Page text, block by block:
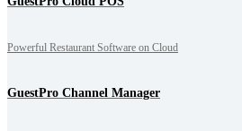
Powerful Restaurant Software on Cloud
GuestPro Channel Manager